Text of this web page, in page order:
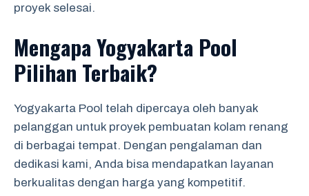
proyek selesai.
Mengapa Yogyakarta Pool
Pilihan Terbaik?
Yogyakarta Pool telah dipercaya oleh banyak
pelanggan untuk proyek pembuatan kolam renang
di berbagai tempat. Dengan pengalaman dan
dedikasi kami, Anda bisa mendapatkan layanan
berkualitas dengan harga yang kompetitif.